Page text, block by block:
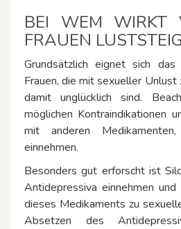
BEI WEM WIRKT
FRAUEN
Grundsätzlich eignet sich
Frauen, die mit sexueller Unlust
damit unglücklich sind.
möglichen Kontraindikationen
mit anderen
einnehmen.
Besonders gut erforscht ist
Antidepressiva einnehmen
dieses Medikaments zu
Absetzen des